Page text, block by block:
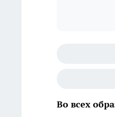
Во всех